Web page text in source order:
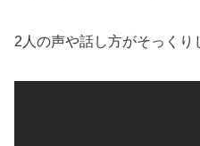
2人の声や話し方がそっくり